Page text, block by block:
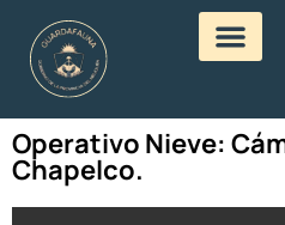
Operativo Nieve:
Chapelco.